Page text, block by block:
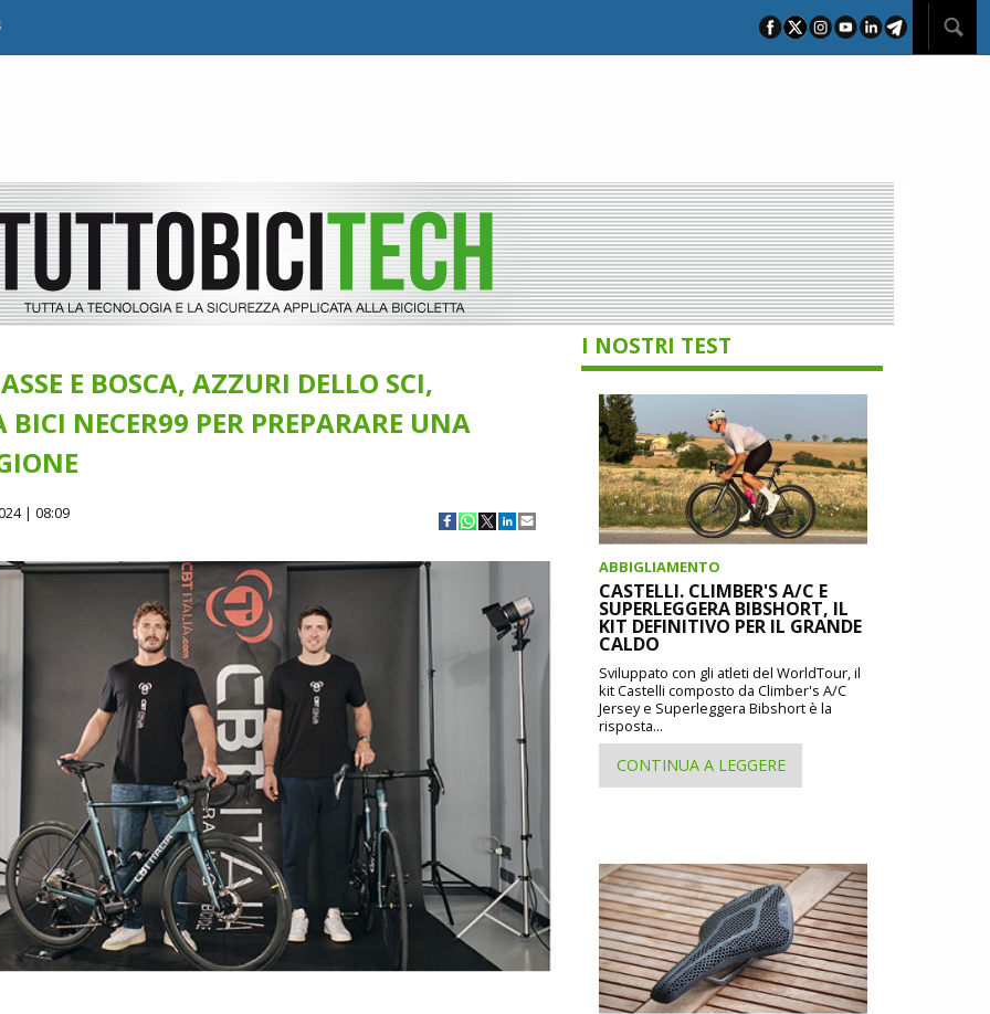
E BOSCA, AZZURI DELLO SCI,
BICI NECER99 PER PREPARARE UNA
| 08:09
I NOSTRI TEST
ABBIGLIAMENTO
CASTELLI. CLIMBER'S A/C E
SUPERLEGGERA BIBSHORT, IL
KIT DEFINITIVO PER IL GRANDE
CALDO
Sviluppato con gli atleti del WorldTour, il
kit Castelli composto da Climber's A/C
Jersey e Superleggera Bibshort è la
risposta...
CONTINUA A LEGGERE